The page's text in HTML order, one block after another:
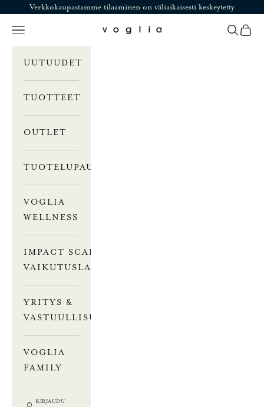
Siirry sisältöönVerkkokaupastamme tilaaminen on väliaikaisesti keskeytetty
Voglia
Valikko Haku
UUTUUDET
TUOTTEET
OUTLET
TUOTELUPAUS
VOGLIA
WELLNESS
IMPACT SCALE –
VAIKUTUSLASKURI
YRITYS &
VASTUULLISUUS
VOGLIA
FAMILY
KIRJAUDU